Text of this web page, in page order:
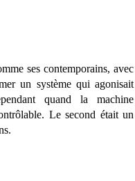
ses contemporains, avec
un système qui agonisait
quand la machine
Le second était un